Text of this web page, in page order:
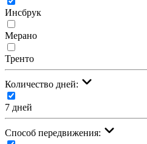
Инсбрук
Мерано
Тренто
Количество дней:
7 дней
Cпособ передвижения: